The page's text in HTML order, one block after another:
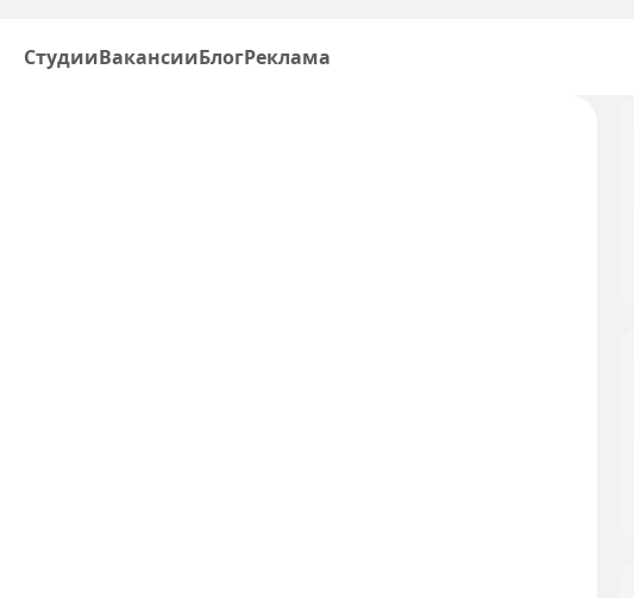
СтудииВакансииБлогРеклама